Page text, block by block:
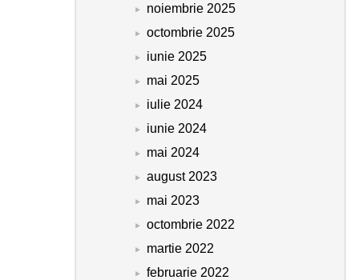
noiembrie 2025
octombrie 2025
iunie 2025
mai 2025
iulie 2024
iunie 2024
mai 2024
august 2023
mai 2023
octombrie 2022
martie 2022
februarie 2022